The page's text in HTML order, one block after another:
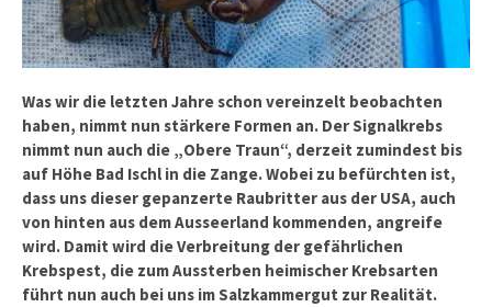
Was wir die letzten Jahre schon vereinzelt beobachten
haben, nimmt nun stärkere Formen an. Der Signalkrebs
nimmt nun auch die „Obere Traun“, derzeit zumindest bis
auf Höhe Bad Ischl in die Zange. Wobei zu befürchten ist,
dass uns dieser gepanzerte Raubritter aus der USA, auch
von hinten aus dem Ausseerland kommenden, angreife
wird. Damit wird die Verbreitung der gefährlichen
Krebspest, die zum Aussterben heimischer Krebsarten
führt nun auch bei uns im Salzkammergut zur Realität.